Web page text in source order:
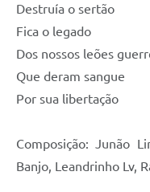
Destruía o sertão
Fica o legado
Dos nossos leões
Que deram sangue
Por sua libertação
Composição: Junão
Banjo, Leandrinho Lv,